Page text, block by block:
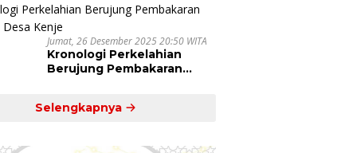
Jumat, 26 Desember 2025 20:50 WITA
Kronologi Perkelahian
Berujung Pembakaran
Selengkapnya